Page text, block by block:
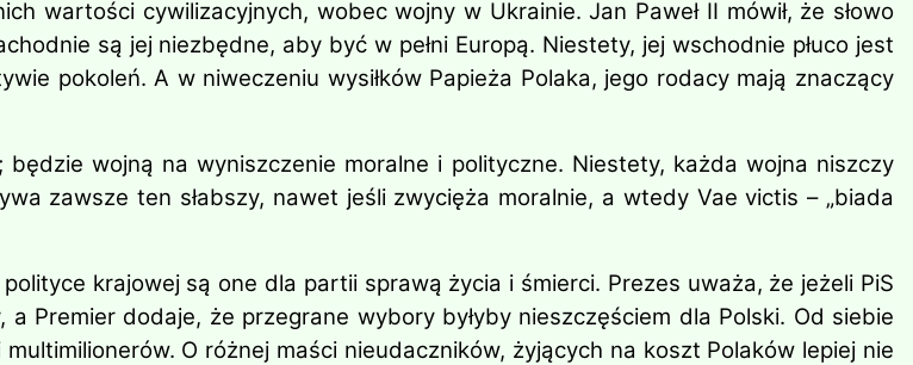
wartości cywilizacyjnych, wobec wojny w Ukrainie. Jan Paweł II mówił, że słowo
są jej niezbędne, aby być w pełni Europą. Niestety, jej wschodnie płuco jest
pokoleń. A w niweczeniu wysiłków Papieża Polaka, jego rodacy mają znaczący
wojną na wyniszczenie moralne i polityczne. Niestety, każda wojna niszczy
zawsze ten słabszy, nawet jeśli zwycięża moralnie, a wtedy Vae victis – „biada
krajowej są one dla partii sprawą życia i śmierci. Prezes uważa, że jeżeli PiS
Premier dodaje, że przegrane wybory byłyby nieszczęściem dla Polski. Od siebie
O różnej maści nieudaczników, żyjących na koszt Polaków lepiej nie